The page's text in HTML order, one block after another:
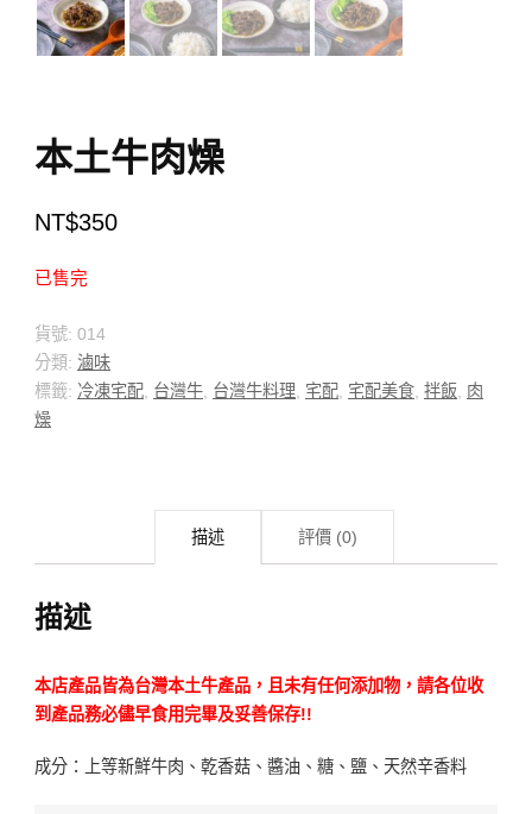
本土牛肉燥
NT$350
已售完
貨號: 014
分類: 滷味
標籤: 冷凍宅配 台灣牛 台灣牛料理 宅配 宅配美食 拌飯
肉
燥
描述 評價 (0)
描述
本店產品皆為台灣本土牛產品，且未有任何添加物，請各位收
到產品務必儘早食用完畢及妥善保存!!
成分：上等新鮮牛肉、乾香菇、醬油、糖、鹽、天然辛香料